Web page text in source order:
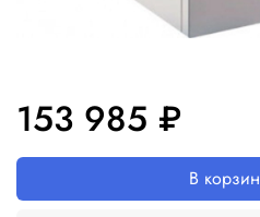
153 985 ₽
В